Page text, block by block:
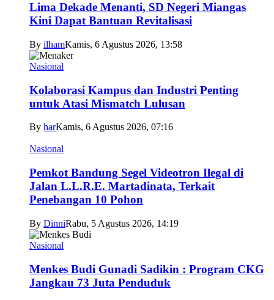
Lima Dekade Menanti, SD Negeri Miangas
Kini Dapat Bantuan Revitalisasi
By ilhamKamis, 6 Agustus 2026, 13:58
Nasional
Kolaborasi Kampus dan Industri Penting
untuk Atasi Mismatch Lulusan
By harKamis, 6 Agustus 2026, 07:16
Nasional
Pemkot Bandung Segel Videotron Ilegal di
Jalan L.L.R.E. Martadinata, Terkait
Penebangan 10 Pohon
By DinniRabu, 5 Agustus 2026, 14:19
Nasional
Menkes Budi Gunadi Sadikin : Program CKG
Jangkau 73 Juta Penduduk